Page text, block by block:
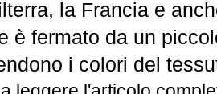
la Francia e
è fermato da un
i colori del